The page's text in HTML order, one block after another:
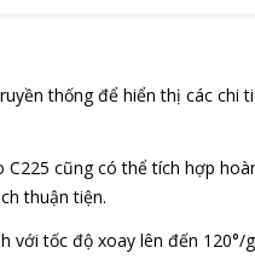
thống để hiển thị các chi
C225 cũng có thể tích hợp
thuận tiện.
với tốc độ xoay lên đến 120°/